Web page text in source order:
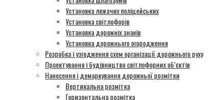
Установка лежачих поліцейських
Установка світлофорів
Установка дорожніх знаків
Установка дорожнього огородження
Розробка і узгодження схем організації дорожнього руху
Проектування і будівництво світлофорних об’єктів
Нанесення і демаркування дорожньої розмітки
Вертикальна розмітка
Горизонтальна розмітка